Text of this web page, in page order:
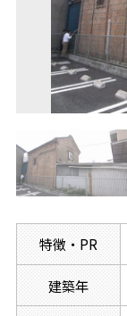
特徴・PR
建築年